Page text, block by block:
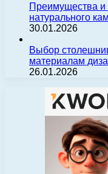
Преимущества и
натурального
30.01.2026
Выбор
материалам
26.01.2026